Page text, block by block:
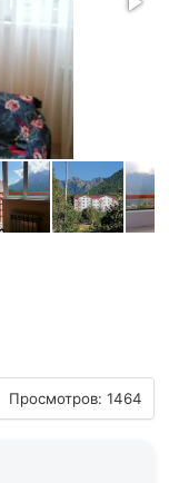
Просмотров: 1464